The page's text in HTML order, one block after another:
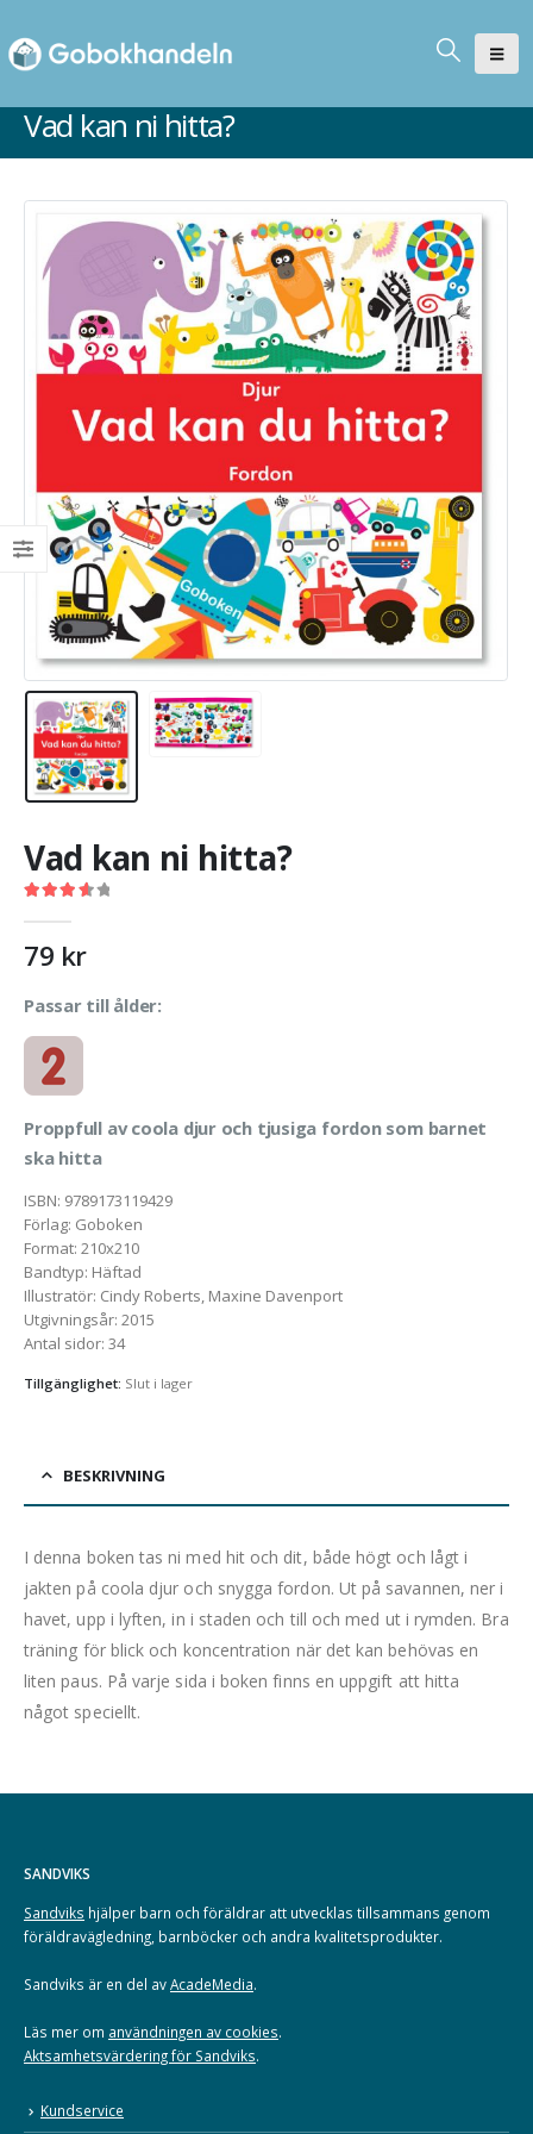
Vad kan ni hitta?
Vad kan ni hitta?
79 kr
Passar till ålder:
Proppfull av coola djur och tjusiga fordon som barnet
ska hitta
ISBN: 9789173119429
Förlag: Goboken
Format: 210x210
Bandtyp: Häftad
Illustratör: Cindy Roberts, Maxine Davenport
Utgivningsår: 2015
Antal sidor: 34
Tillgänglighet: Slut i lager
BESKRIVNING
I denna boken tas ni med hit och dit, både högt och lågt i
jakten på coola djur och snygga fordon. Ut på savannen, ner i
havet, upp i lyften, in i staden och till och med ut i rymden. Bra
träning för blick och koncentration när det kan behövas en
liten paus. På varje sida i boken finns en uppgift att hitta
något speciellt.
SANDVIKS
Sandviks hjälper barn och föräldrar att utvecklas tillsammans genom
föräldravägledning, barnböcker och andra kvalitetsprodukter.
Sandviks är en del avAcadeMedia.
Läs mer om användningen av cookies.
Aktsamhetsvärdering för Sandviks.
Kundservice